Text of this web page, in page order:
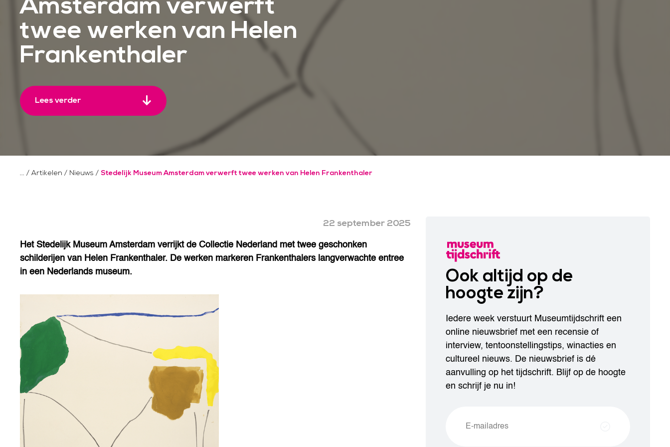
twee werken van Helen
Frankenthaler
Lees verder
/ Artikelen / Nieuws / Stedelijk Museum Amsterdam verwerft twee werken van Helen Frankenthaler
22 september 2025
Het Stedelijk Museum Amsterdam verrijkt de Collectie Nederland met twee geschonken
schilderijen van Helen Frankenthaler. De werken markeren Frankenthalers langverwachte entree
in een Nederlands museum.
Ook altijd op de
hoogte zijn?
Iedere week verstuurt Museumtijdschrift een
online nieuwsbrief met een recensie of
interview, tentoonstellingstips, winacties en
cultureel nieuws. De nieuwsbrief is dé
aanvulling op het tijdschrift. Blijf op de hoogte
en schrijf je nu in!